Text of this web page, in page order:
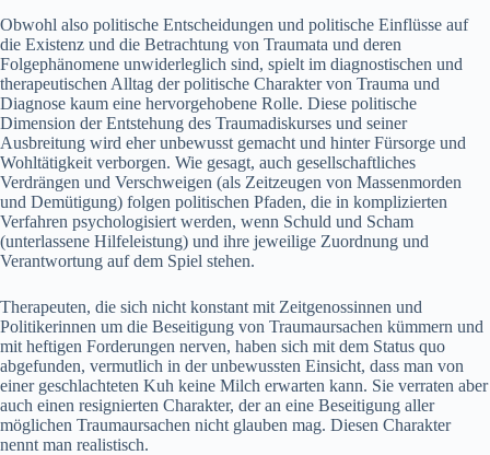
Obwohl also politische Entscheidungen und politische Einflüsse auf
die Existenz und die Betrachtung von Traumata und deren
Folgephänomene unwiderleglich sind, spielt im diagnostischen und
therapeutischen Alltag der politische Charakter von Trauma und
Diagnose kaum eine hervorgehobene Rolle. Diese politische
Dimension der Entstehung des Traumadiskurses und seiner
Ausbreitung wird eher unbewusst gemacht und hinter Fürsorge und
Wohltätigkeit verborgen. Wie gesagt, auch gesellschaftliches
Verdrängen und Verschweigen (als Zeitzeugen von Massenmorden
und Demütigung) folgen politischen Pfaden, die in komplizierten
Verfahren psychologisiert werden, wenn Schuld und Scham
(unterlassene Hilfeleistung) und ihre jeweilige Zuordnung und
Verantwortung auf dem Spiel stehen.
Therapeuten, die sich nicht konstant mit Zeitgenossinnen und
Politikerinnen um die Beseitigung von Traumaursachen kümmern und
mit heftigen Forderungen nerven, haben sich mit dem Status quo
abgefunden, vermutlich in der unbewussten Einsicht, dass man von
einer geschlachteten Kuh keine Milch erwarten kann. Sie verraten aber
auch einen resignierten Charakter, der an eine Beseitigung aller
möglichen Traumaursachen nicht glauben mag. Diesen Charakter
nennt man realistisch.